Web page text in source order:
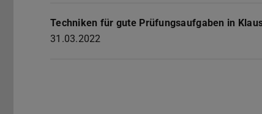
Techniken für gute Prüfungsaufgaben in
31.03.2022